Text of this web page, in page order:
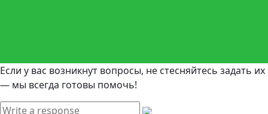
Если у вас возникнут вопросы, не стесняйтесь задать их
— мы всегда готовы помочь!